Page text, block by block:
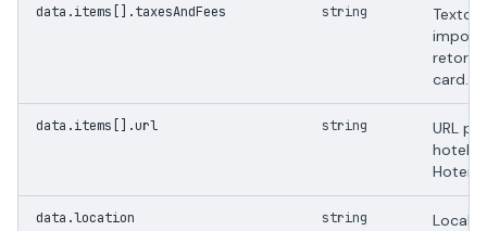
data.items[].taxesAndFees string
Texto
card.
data.items[].url string
URL
hotel
data.location string